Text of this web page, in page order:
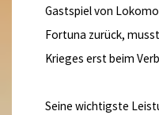
Gastspiel von
Fortuna zurück,
Krieges erst beim
Seine wichtigste